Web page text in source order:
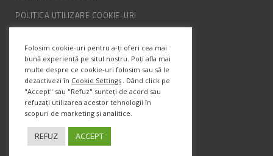
POLITICA UTILIZARE COOKIE-URI
ANPC
Info Contact
Str. Semenic, Nr.1, Ap.5, Timisoara.
Telefon:(+4) 0747 066 701
Folosim cookie-uri pentru a-ți oferi cea mai
bună experiență pe situl nostru. Poți afla mai
multe despre ce cookie-uri folosim sau să le
dezactivezi în Cookie Settings . Dând click pe
"Accept" sau "Refuz" sunteți de acord sau
refuzați utilizarea acestor tehnologii în
scopuri de marketing și analitice.
REFUZ ACCEPT